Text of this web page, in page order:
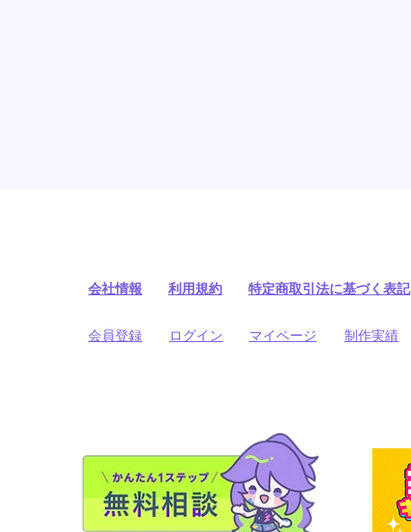
会社情報 利用規約 ​特定商取引法に基づく表記
​会員登録 ​ログイン マイページ 制作実績